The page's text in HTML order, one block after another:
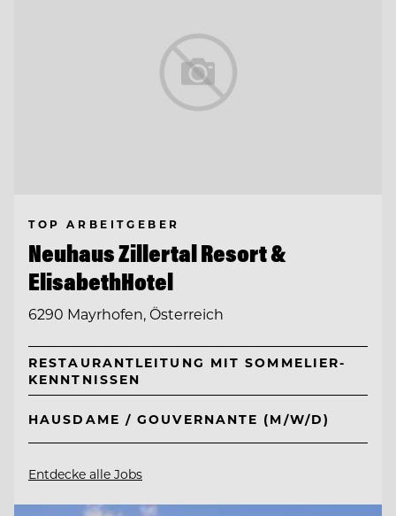
TOP ARBEITGEBER
Neuhaus Zillertal Resort &
ElisabethHotel
6290 Mayrhofen, Österreich
RESTAURANTLEITUNG MIT SOMMELIER-
KENNTNISSEN
HAUSDAME / GOUVERNANTE (M/W/D)
Entdecke alle Jobs